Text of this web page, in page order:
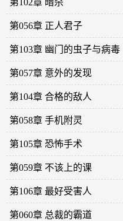
第102章 暗杀
第056章 正人君子
第103章 幽门的虫子与病毒
第057章 意外的发现
第104章 合格的敌人
第058章 手机附灵
第105章 恐怖手术
第059章 不该上的课
第106章 最好受害人
第060章 总裁的霸道